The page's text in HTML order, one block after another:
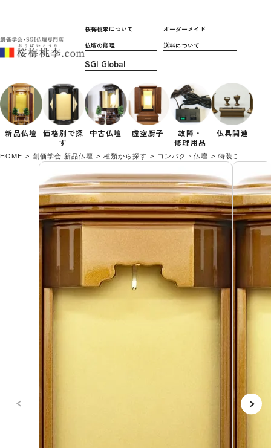
桜梅桃李について
オーダーメイド
仏壇の修理
送料について
新品仏壇 価格別で探
す
中古仏壇 虚空厨子
故障・
修理用品
仏具関連
HOME 創価学会 新品仏壇 種類から探す コンパクト仏壇 特装ご本尊様対